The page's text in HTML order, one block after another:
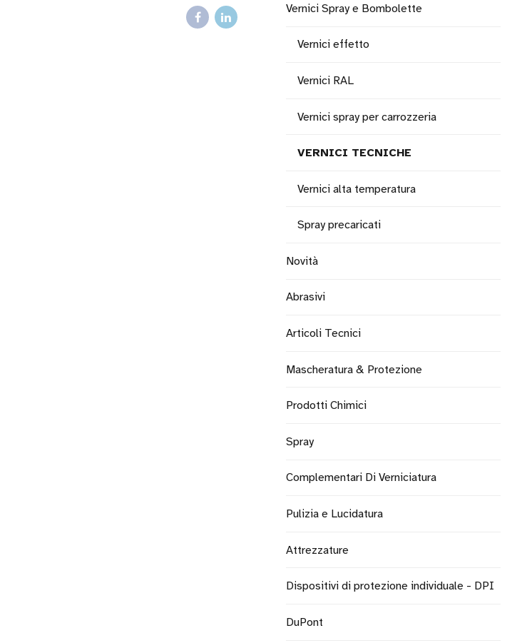
Vernici Spray e Bombolette
Vernici effetto
Vernici RAL
Vernici spray per carrozzeria
VERNICI TECNICHE
Vernici alta temperatura
Spray precaricati
Novità
Abrasivi
Articoli Tecnici
Mascheratura & Protezione
Prodotti Chimici
Spray
Complementari Di Verniciatura
Pulizia e Lucidatura
Attrezzature
Dispositivi di protezione individuale - DPI
DuPont